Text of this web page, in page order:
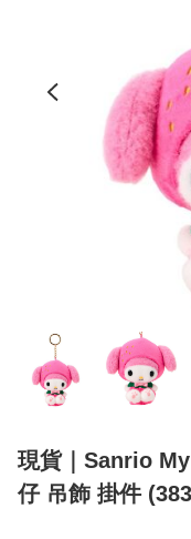
現貨｜Sanrio
仔 吊飾 掛件